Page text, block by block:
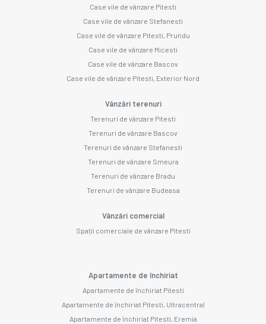
Case vile de vânzare Pitesti
Case vile de vânzare Stefanesti
Case vile de vânzare Pitesti, Prundu
Case vile de vânzare Micesti
Case vile de vânzare Bascov
Case vile de vânzare Pitesti, Exterior Nord
Vânzări terenuri
Terenuri de vânzare Pitesti
Terenuri de vânzare Bascov
Terenuri de vânzare Stefanesti
Terenuri de vânzare Smeura
Terenuri de vânzare Bradu
Terenuri de vânzare Budeasa
Vânzări comercial
Spații comerciale de vânzare Pitesti
Apartamente de închiriat
Apartamente de închiriat Pitesti
Apartamente de închiriat Pitesti, Ultracentral
Apartamente de închiriat Pitesti, Eremia